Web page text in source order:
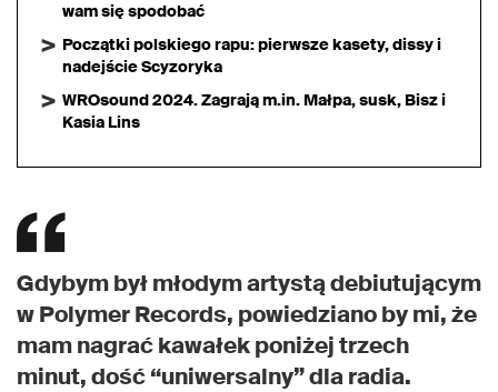
wam się spodobać
Początki polskiego rapu: pierwsze kasety, dissy i
nadejście Scyzoryka
WROsound 2024. Zagrają m.in. Małpa, susk, Bisz i
Kasia Lins
Gdybym był młodym artystą debiutującym
w Polymer Records, powiedziano by mi, że
mam nagrać kawałek poniżej trzech
minut, dość “uniwersalny” dla radia.